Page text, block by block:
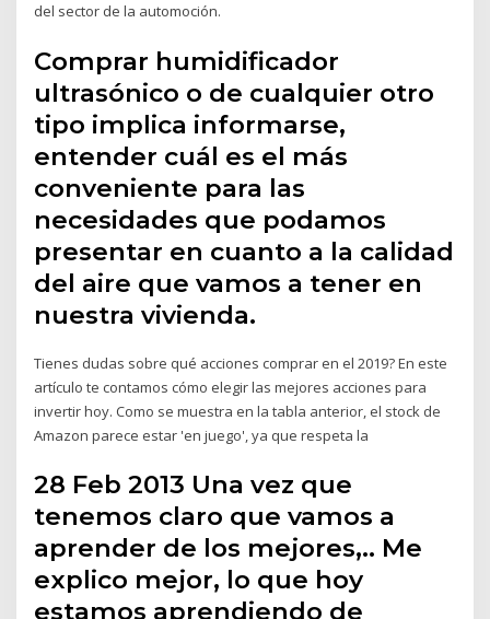
del sector de la automoción.
Comprar humidificador
ultrasónico o de cualquier otro
tipo implica informarse,
entender cuál es el más
conveniente para las
necesidades que podamos
presentar en cuanto a la calidad
del aire que vamos a tener en
nuestra vivienda.
Tienes dudas sobre qué acciones comprar en el 2019? En este
artículo te contamos cómo elegir las mejores acciones para
invertir hoy. Como se muestra en la tabla anterior, el stock de
Amazon parece estar 'en juego', ya que respeta la
28 Feb 2013 Una vez que
tenemos claro que vamos a
aprender de los mejores,.. Me
explico mejor, lo que hoy
estamos aprendiendo de